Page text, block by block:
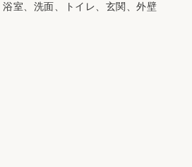
室、洗面、トイレ、玄関、外壁